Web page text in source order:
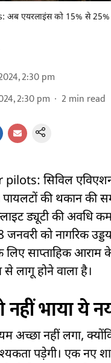
एयरलाइंस को 15% से 25%
2:30 pm
2:30 pm 2 min read
सिविल
की थकान की
ड्यूटी की अवधि
जनवरी को नागरिक
साप्ताहिक आराम
लागू होने वाला है।
भाया ये
अच्छा नहीं लगा,
पड़ेगी। एक नए